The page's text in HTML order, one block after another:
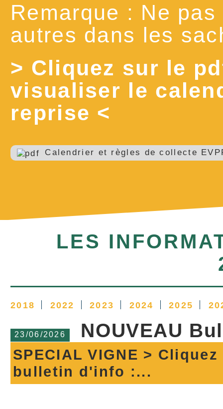
Remarque : Ne
autres dans les
> Cliquez sur le
visualiser le
reprise <
Calendrier et règles de collecte
LES
2018 2022 2023 2024 2025
23/06/2026 NOUVEAU
SPECIAL VIGNE >
bulletin d'info :...